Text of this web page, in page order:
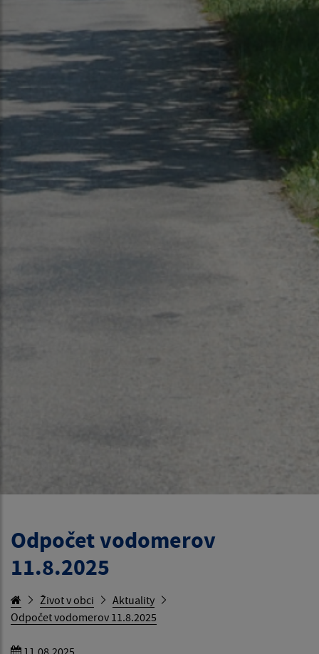
Odpočet vodomerov
11.8.2025
Život v obci
Aktuality
Odpočet vodomerov 11.8.2025